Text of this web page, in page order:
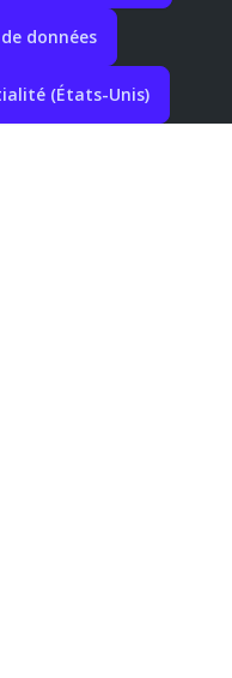
données
(États-Unis)